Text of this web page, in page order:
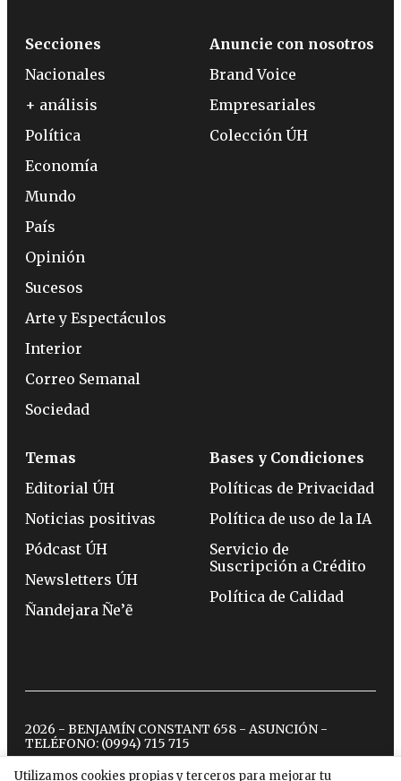
Utilizamos cookies propias y terceros para mejorar tu
Secciones
Nacionales
+ análisis
Política
Economía
Mundo
País
Opinión
Sucesos
Arte y Espectáculos
Interior
Correo Semanal
Sociedad
Anuncie con nosotros
Brand Voice
Empresariales
Colección ÚH
Temas
Editorial ÚH
Noticias positivas
Pódcast ÚH
Newsletters ÚH
Ñandejara Ñe’ẽ
Bases y Condiciones
Políticas de Privacidad
Política de uso de la IA
Servicio de
Suscripción a Crédito
Política de Calidad
2026 - BENJAMÍN CONSTANT 658 - ASUNCIÓN -
TELÉFONO: (0994) 715 715